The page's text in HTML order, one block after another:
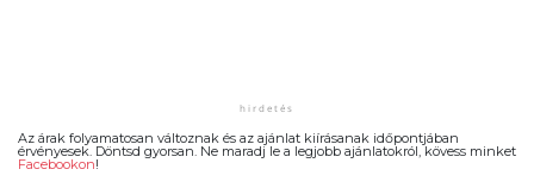
Az árak folyamatosan változnak és az ajánlat kiírásanak időpontjában
érvényesek. Döntsd gyorsan. Ne maradj le a legjobb ajánlatokról, kövess minket
Facebookon!